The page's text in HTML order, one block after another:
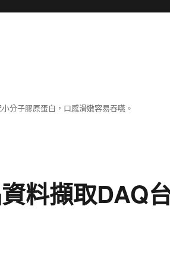
分子膠原蛋白，口感滑嫩容易吞嚥。
料擷取DAQ